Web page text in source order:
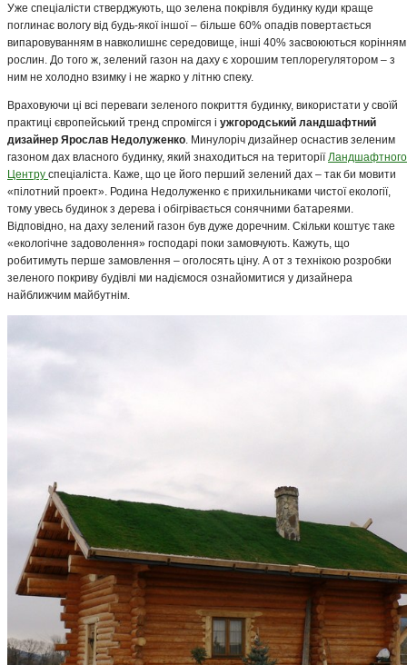
Уже спеціалісти стверджують, що зелена покрівля будинку куди краще
поглинає вологу від будь-якої іншої – більше 60% опадів повертається
випаровуванням в навколишнє середовище, інші 40% засвоюються корінням
рослин. До того ж, зелений газон на даху є хорошим теплорегулятором – з
ним не холодно взимку і не жарко у літню спеку.
Враховуючи ці всі переваги зеленого покриття будинку, використати у своїй
практиці європейський тренд спромігся і ужгородський ландшафтний
дизайнер Ярослав Недолуженко. Минулоріч дизайнер оснастив зеленим
газоном дах власного будинку, який знаходиться на територіїЛандшафтного
Центру спеціаліста. Каже, що це його перший зелений дах – так би мовити
«пілотний проект». Родина Недолуженко є прихильниками чистої екології,
тому увесь будинок з дерева і обігрівається сонячними батареями.
Відповідно, на даху зелений газон був дуже доречним. Скільки коштує таке
«екологічне задоволення» господарі поки замовчують. Кажуть, що
робитимуть перше замовлення – оголосять ціну. А от з технікою розробки
зеленого покриву будівлі ми надіємося ознайомитися у дизайнера
найближчим майбутнім.